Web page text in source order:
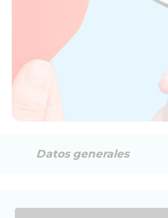
Datos generales